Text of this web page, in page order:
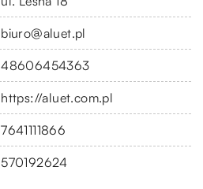
biuro@aluet.pl
48606454363
https://aluet.com.pl
7641111866
570192624